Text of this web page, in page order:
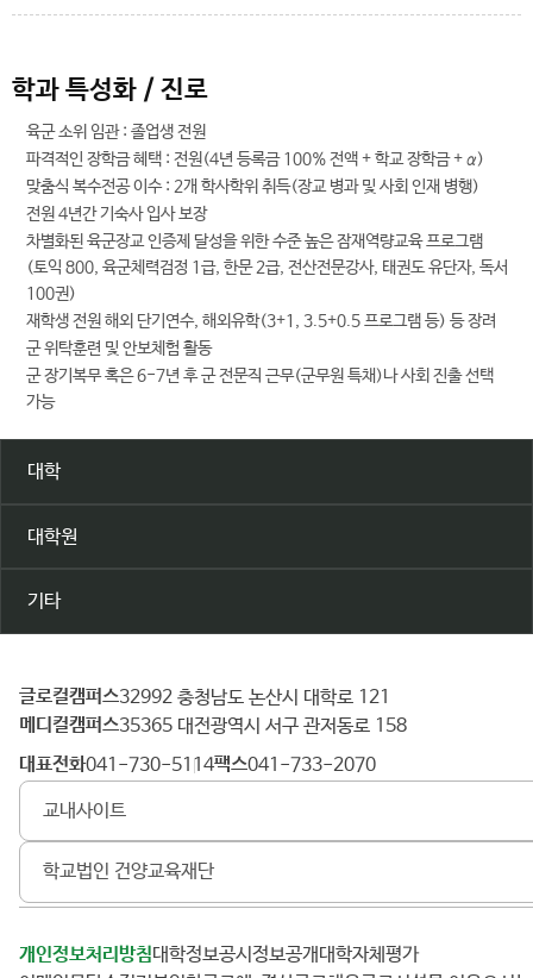
학과 특성화 / 진로
육군 소위 임관 : 졸업생 전원
파격적인 장학금 혜택 : 전원(4년 등록금 100% 전액 + 학교 장학금 + α)
맞춤식 복수전공 이수 : 2개 학사학위 취득(장교 병과 및 사회 인재 병행)
전원 4년간 기숙사 입사 보장
차별화된 육군장교 인증제 달성을 위한 수준 높은 잠재역량교육 프로그램
(토익 800, 육군체력검정 1급, 한문 2급, 전산전문강사, 태권도 유단자, 독서
100권)
재학생 전원 해외 단기연수, 해외유학(3+1, 3.5+0.5 프로그램 등) 등 장려
군 위탁훈련 및 안보체험 활동
군 장기복무 혹은 6-7년 후 군 전문직 근무(군무원 특채)나 사회 진출 선택
가능
대학
대학원
기타
건
양
대
학
글로컬캠퍼스 32992 충청남도 논산시 대학로 121
메디컬캠퍼스 35365 대전광역시 서구 관저동로 158
대표전화 041-730-5114 팩스 041-733-2070
교내사이트
학교법인 건양교육재단
개인정보처리방침 대학정보공시 정보공개
대학자체평가